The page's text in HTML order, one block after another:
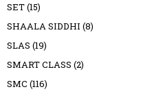
SET(15)
SHAALA SIDDHI (8)
SLAS (19)
SMART CLASS (2)
SMC (116)